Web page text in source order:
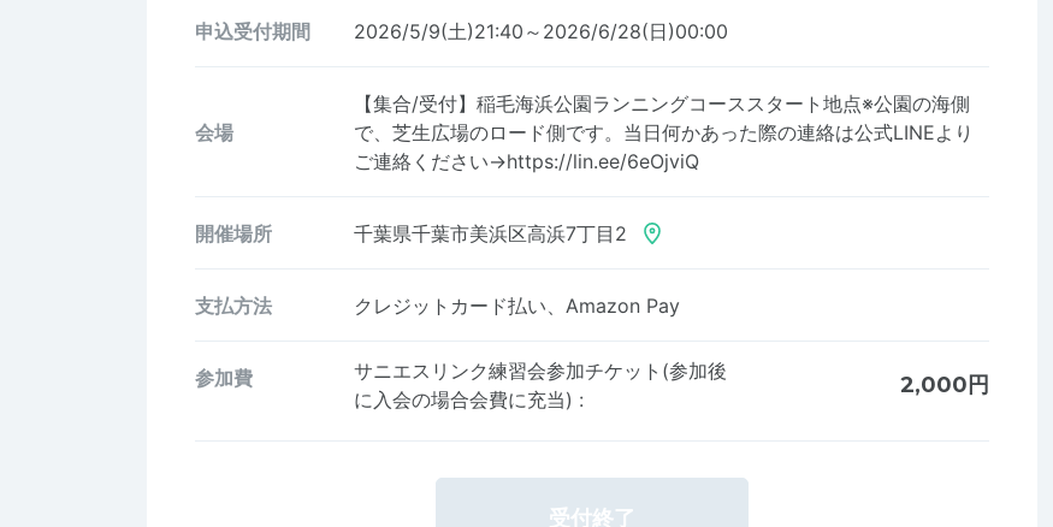
申込受付期間 2026/5/9(土)21:40～2026/6/28(日)00:00
会場
【集合/受付】稲毛海浜公園ランニングコーススタート地点※公園の海側
で、芝生広場のロード側です。当日何かあった際の連絡は公式LINEより
ご連絡ください→https://lin.ee/6eOjviQ
開催場所 千葉県千葉市美浜区高浜7丁目2
支払方法 クレジットカード払い、Amazon Pay
参加費
サニエスリンク練習会参加チケット(参加後
に入会の場合会費に充当) :
2,000円
受付終了